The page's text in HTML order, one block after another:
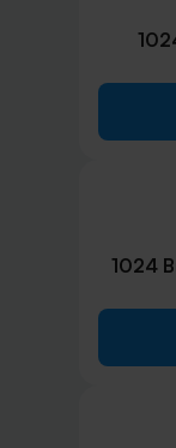
1024